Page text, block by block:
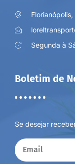
Segunda à
Boletim de
Se desejar